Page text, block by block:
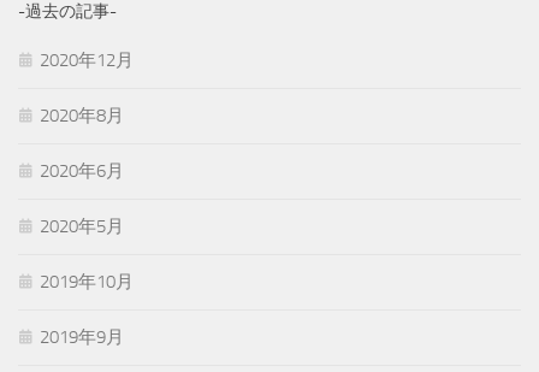
-過去の記事-
2020年12月
2020年8月
2020年6月
2020年5月
2019年10月
2019年9月